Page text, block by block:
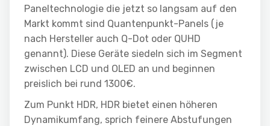
Paneltechnologie die jetzt so langsam auf den
Markt kommt sind Quantenpunkt-Panels (je
nach Hersteller auch Q-Dot oder QUHD
genannt). Diese Geräte siedeln sich im Segment
zwischen LCD und OLED an und beginnen
preislich bei rund 1300€.
Zum Punkt HDR, HDR bietet einen höheren
Dynamikumfang, sprich feinere Abstufungen